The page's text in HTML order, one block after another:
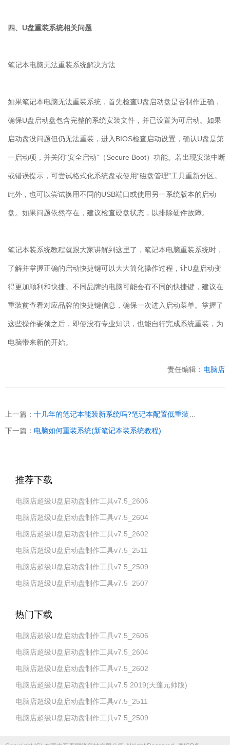
四、U盘重装系统相关问题
笔记本电脑无法重装系统解决方法
如果笔记本电脑无法重装系统，首先检查U盘启动盘是否制作正确，
确保U盘启动盘包含完整的系统安装文件，并已设置为可启动。如果
启动盘没问题但仍无法重装，进入 BIOS检查启动设置，确认U盘是第
一启动项，并关闭“安全启动” （Secure Boot）功能。若出现安装中断
或错误提示，可尝试格式化系统盘或使用“磁盘管理”工具重新分区。
此外，也可以尝试换用不同的USB端口或使用另一系统版本的启动
盘。如果问题依然存在，建议检查硬盘状态，以排除硬件故障。
笔记本装系统教程就跟大家讲解到这里了，笔记本电脑重装系统时，
了解并掌握正确的启动快捷键可以大大简化操作过程，让U盘启动变
得更加顺利和快捷。不同品牌的电脑可能会有不同的快捷键，建议在
重装前查看对应品牌的快捷键信息，确保一次进入启动菜单。掌握了
这些操作要领之后，即使没有专业知识，也能自行完成系统重装，为
电脑带来新的开始。
责任编辑： 电脑店
上一篇： 十几年的笔记本能装新系统吗?笔记本配置低重装系统教程【图文】
下一篇： 电脑如何重装系统(新笔记本装系统教程)
推荐下载
电脑店超级U盘启动盘制作工具v7.5_2606
电脑店超级U盘启动盘制作工具v7.5_2604
电脑店超级U盘启动盘制作工具v7.5_2602
电脑店超级U盘启动盘制作工具v7.5_2511
电脑店超级U盘启动盘制作工具v7.5_2509
电脑店超级U盘启动盘制作工具v7.5_2507
热门下载
电脑店超级U盘启动盘制作工具v7.5_2606
电脑店超级U盘启动盘制作工具v7.5_2604
电脑店超级U盘启动盘制作工具v7.5_2602
电脑店超级U盘启动盘制作工具v7.5 2019(天蓬元帅版)
电脑店超级U盘启动盘制作工具v7.5_2511
电脑店超级U盘启动盘制作工具v7.5_2509